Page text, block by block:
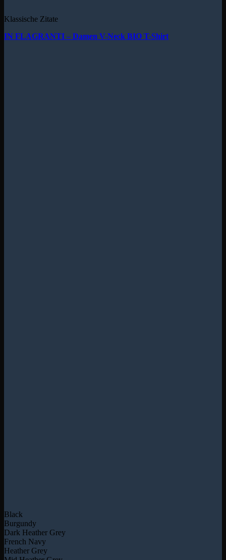
Klassische Zitate
IN FLAGRANTI – Damen V-Neck BIO T-Shirt
Black
Burgundy
Dark Heather Grey
French Navy
Heather Grey